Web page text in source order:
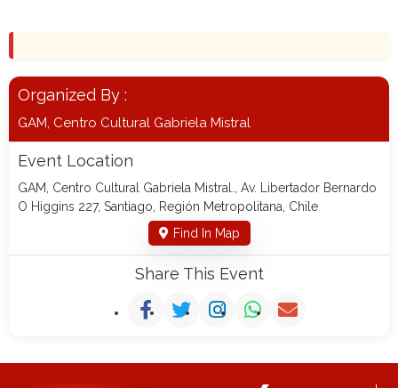
Organized By :
GAM, Centro Cultural Gabriela Mistral
Event Location
GAM, Centro Cultural Gabriela Mistral., Av. Libertador Bernardo
O Higgins 227, Santiago, Región Metropolitana, Chile
Find In Map
Share This Event